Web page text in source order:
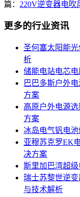
篇： 220V逆变器电吹
更多的行业资讯
圣何塞太阳能
析
储能电站电芯
巴巴多斯户外
方案
高原户外电源
方案
冰岛电气钒电
亚穆苏克罗EK
决方案
斯里加巴湾超
瑞士苏黎世逆
与技术解析